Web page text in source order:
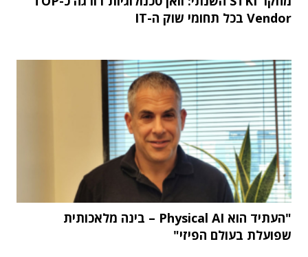
Vendor בכל תחומי שוק ה-IT
"העתיד הוא Physical AI – בינה מלאכותית
שפועלת בעולם הפיזי"